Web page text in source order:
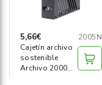
Audiovisuales
Tinta y tóner
5,66€
2005N
Cajetín archivo
sostenible
Archivo 2000